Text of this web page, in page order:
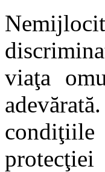
viaţa
condiţiile